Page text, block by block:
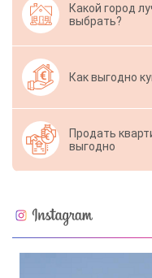
Какой город
выбрать?
Как выгодно
Продать
выгодно